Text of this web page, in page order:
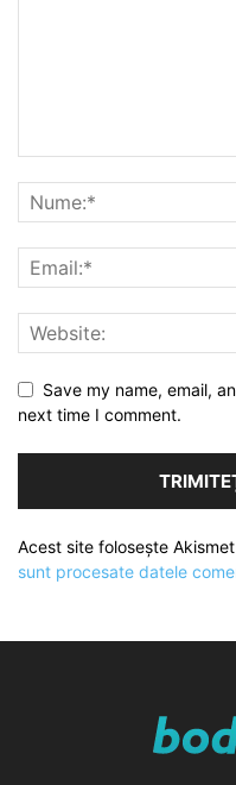
Save my name, email,
next time I comment.
Acest site folosește
sunt procesate datele